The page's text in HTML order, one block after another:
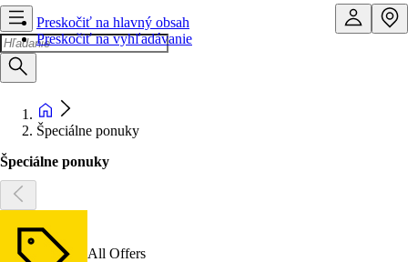
Preskočiť na hlavný obsah
Preskočiť na vyhľadávanie
Špeciálne ponuky
Špeciálne ponuky
All Offers